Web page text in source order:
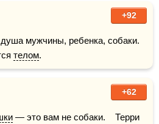
+92
мужчины, ребенка, собаки.
телом.
+62
— это вам не собаки.    Терри